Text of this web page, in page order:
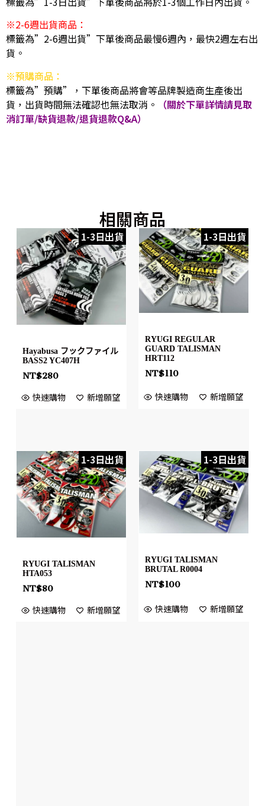
※2-6週出貨商品：
標籤為”2-6週出貨”下單後商品最慢6週內，最快2週左右出
貨。
※預購商品：
標籤為”預購”，下單後商品將會等品牌製造商生產後出
貨，出貨時間無法確認也無法取消。
（關於下單詳情請見取
消訂單/缺貨退款/退貨退款Q&A）
相關商品
1-3日出貨
Hayabusa フックファイル
BASS2 YC407H
NT$280
快速購物 新增願望
1-3日出貨
RYUGI REGULAR
GUARD TALISMAN
HRT112
NT$110
快速購物 新增願望
1-3日出貨
RYUGI TALISMAN
HTA053
NT$80
快速購物 新增願望
1-3日出貨
RYUGI TALISMAN
BRUTAL R0004
NT$100
快速購物 新增願望